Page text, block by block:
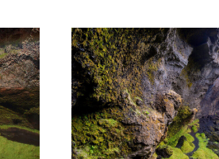
© anderm/stock.adobe